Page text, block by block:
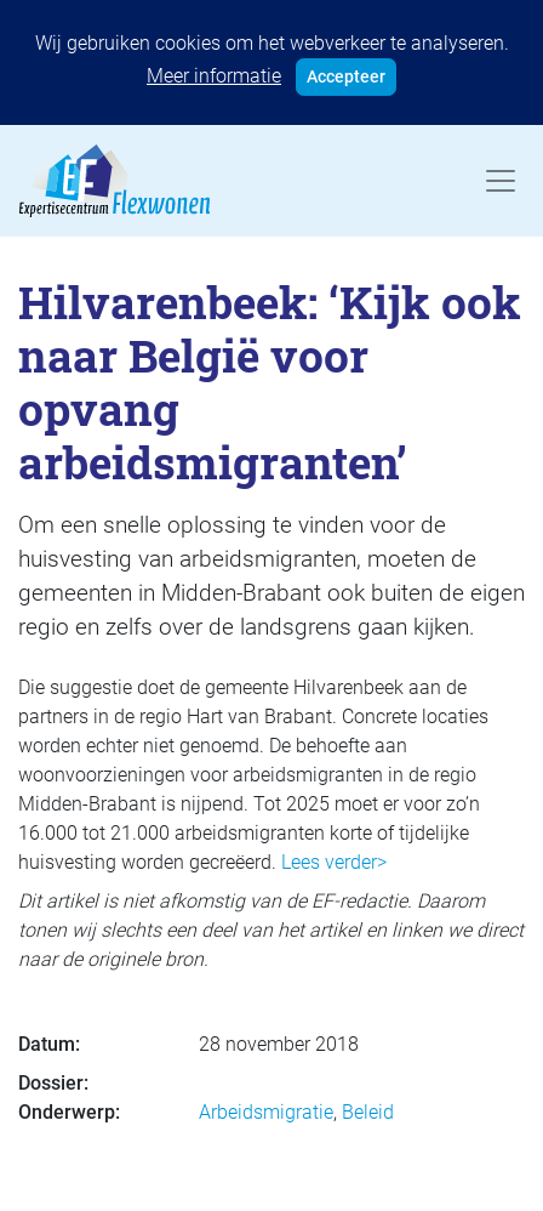
Wij gebruiken cookies om het webverkeer te analyseren.
Meer informatie
Accepteer
Hilvarenbeek: ‘Kijk ook
naar België voor
opvang
arbeidsmigranten’
Om een snelle oplossing te vinden voor de
huisvesting van arbeidsmigranten, moeten de
gemeenten in Midden-Brabant ook buiten de eigen
regio en zelfs over de landsgrens gaan kijken.
Die suggestie doet de gemeente Hilvarenbeek aan de
partners in de regio Hart van Brabant. Concrete locaties
worden echter niet genoemd. De behoefte aan
woonvoorzieningen voor arbeidsmigranten in de regio
Midden-Brabant is nijpend. Tot 2025 moet er voor zo’n
16.000 tot 21.000 arbeidsmigranten korte of tijdelijke
huisvesting worden gecreëerd. Lees verder>
Dit artikel is niet afkomstig van de EF-redactie. Daarom
tonen wij slechts een deel van het artikel en linken we direct
naar de originele bron.
Datum:
28 november 2018
Dossier:
Onderwerp:
Arbeidsmigratie, Beleid